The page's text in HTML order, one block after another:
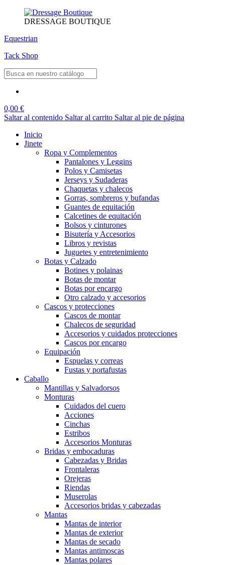
DRESSAGE BOUTIQUE
Equestrian
Tack Shop
0,00 €
Saltar al contenido Saltar al carrito Saltar al pie de página
Inicio
Jinete
Ropa y Complementos
Pantalones y Leggins
Polos y Camisetas
Jerseys y Sudaderas
Chaquetas y chalecos
Gorras, sombreros y bufandas
Guantes de equitación
Calcetines de equitación
Bolsos y cinturones
Bisutería y Accesorios
Libros y revistas
Juguetes y entretenimiento
Botas y Calzado
Botines y polainas
Botas de montar
Botas por encargo
Otro calzado y accesorios
Cascos y protecciones
Cascos de montar
Chalecos de seguridad
Accesorios y cuidados protecciones
Cascos por encargo
Equipación
Espuelas y correas
Fustas y portafustas
Caballo
Mantillas y Salvadorsos
Monturas
Cuidados del cuero
Acciones
Cinchas
Estribos
Accesorios Monturas
Bridas y embocaduras
Cabezadas y Bridas
Frontaleras
Orejeras
Riendas
Muserolas
Accesorios bridas y cabezadas
Mantas
Mantas de interior
Mantas de exterior
Mantas de secado
Mantas antimoscas
Mantas polares